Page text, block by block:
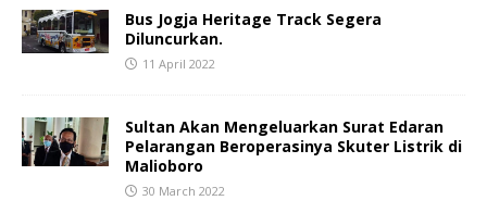
Bus Jogja Heritage Track Segera
Diluncurkan.
11 April 2022
Sultan Akan Mengeluarkan Surat Edaran
Pelarangan Beroperasinya Skuter Listrik di
Malioboro
30 March 2022